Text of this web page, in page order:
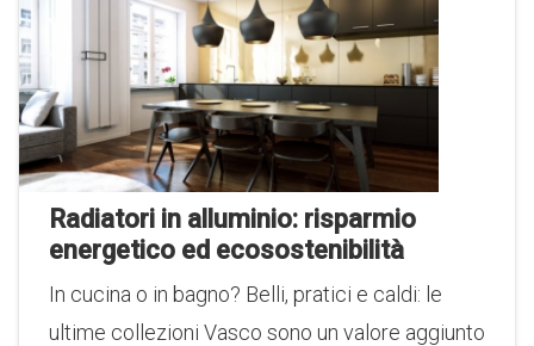
Radiatori in alluminio: risparmio
energetico ed ecosostenibilità
In cucina o in bagno? Belli, pratici e caldi: le
ultime collezioni Vasco sono un valore aggiunto